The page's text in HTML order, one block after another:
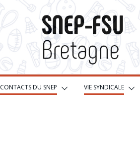
CONTACTS DU SNEP VIE SYNDICALE